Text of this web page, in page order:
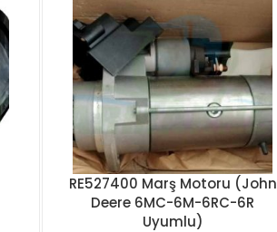
RE527400 Marş Motoru (John
Deere 6MC-6M-6RC-6R
Uyumlu)